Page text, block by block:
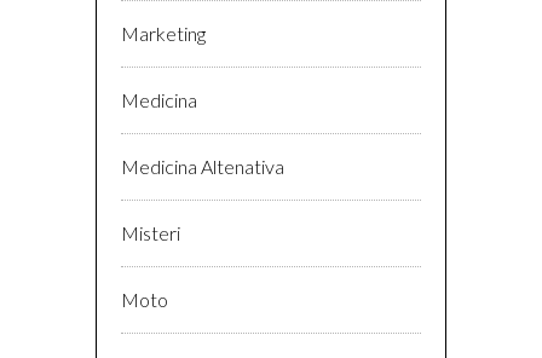
Marketing
Medicina
Medicina Altenativa
Misteri
Moto